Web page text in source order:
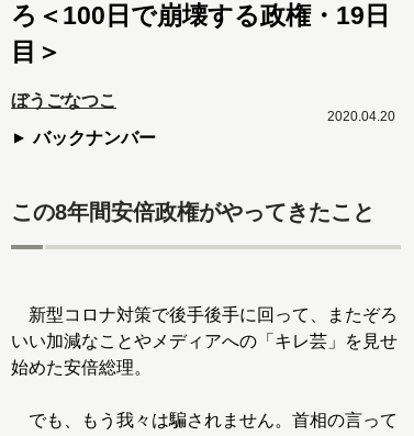
ろ＜100日で崩壊する政権・19日
目＞
ぼうごなつこ
バックナンバー
2020.04.20
この8年間安倍政権がやってきたこと
新型コロナ対策で後手後手に回って、またぞろ
いい加減なことやメディアへの「キレ芸」を見せ
始めた安倍総理。
でも、もう我々は騙されません。首相の言って